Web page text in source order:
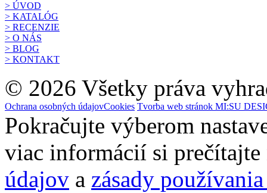
> ÚVOD
> KATALÓG
> RECENZIE
> O NÁS
> BLOG
> KONTAKT
© 2026 Všetky práva
Ochrana osobných údajovCookies Tvorba web stránok MI:SU
Pokračujte výberom
viac informácií si prečítajte
údajov a zásady